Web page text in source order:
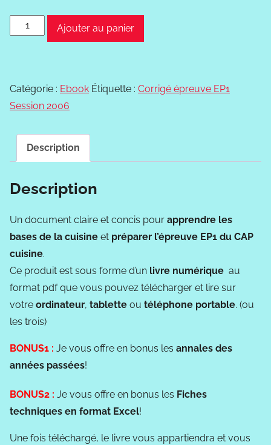
quantité
de
l'épreuve
EP1
2006
CAP
Ajouter au panier
Catégorie : Ebook Étiquette : Corrigé épreuve EP1
Session 2006
Description
Description
Un document claire et concis pour apprendre les
bases de la cuisine et préparer l’épreuve EP1 du CAP
cuisine.
Ce produit est sous forme d’un livre numérique au
format pdf que vous pouvez télécharger et lire sur
votre ordinateur, tablette ou téléphone portable. (ou
les trois)
BONUS1 : Je vous offre en bonus les annales des
années passées!
BONUS2 : Je vous offre en bonus les Fiches
techniques en format Excel!
Une fois téléchargé, le livre vous appartiendra et vous